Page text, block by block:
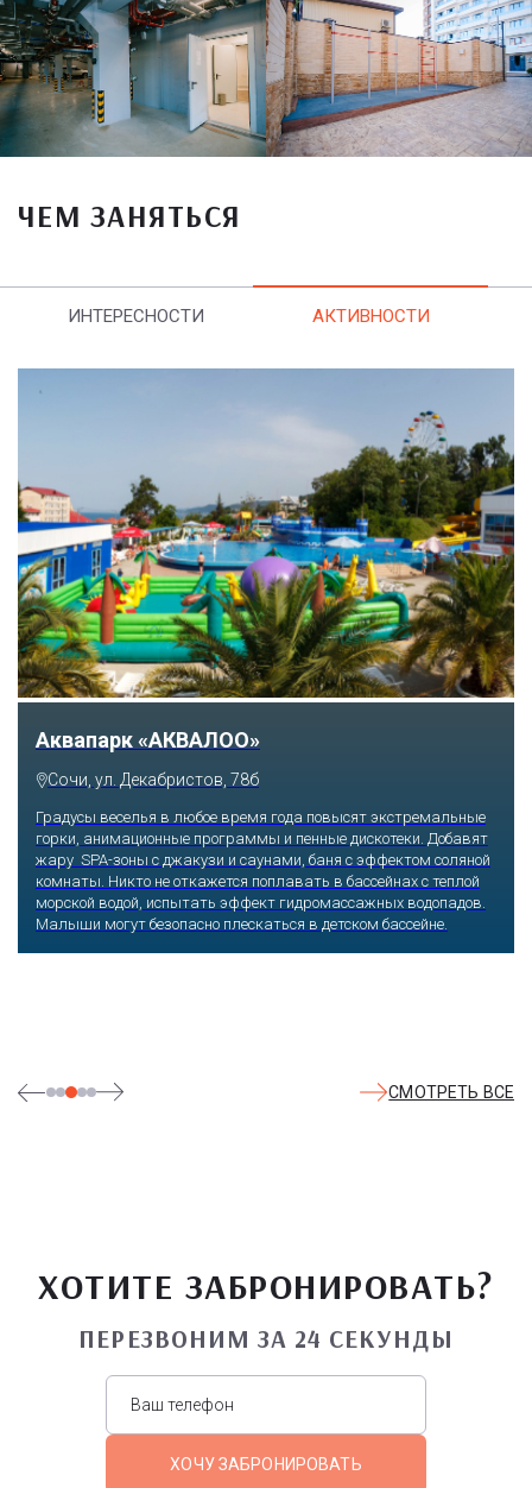
ЧЕМ ЗАНЯТЬСЯ
ИНТЕРЕСНОСТИ АКТИВНОСТИ
Аквапарк «АКВАЛОО»
Сочи, ул. Декабристов, 78б
Градусы веселья в любое время года повысят экстремальные
горки, анимационные программы и пенные дискотеки. Добавят
жару SPA-зоны с джакузи и саунами, баня с эффектом соляной
комнаты. Никто не откажется поплавать в бассейнах с теплой
морской водой, испытать эффект гидромассажных водопадов.
Малыши могут безопасно плескаться в детском бассейне.
СМОТРЕТЬ ВСЕ
ХОТИТЕ ЗАБРОНИРОВАТЬ?
ПЕРЕЗВОНИМ ЗА 24 СЕКУНДЫ
ХОЧУ ЗАБРОНИРОВАТЬ